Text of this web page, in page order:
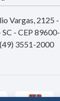
Vargas, 2125
SC - CEP
3551-2000